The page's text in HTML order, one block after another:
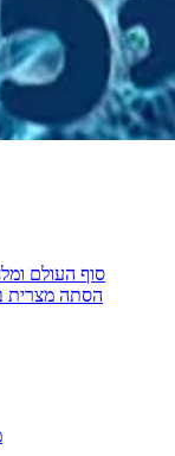
סוף העולם
הסתה מצרית